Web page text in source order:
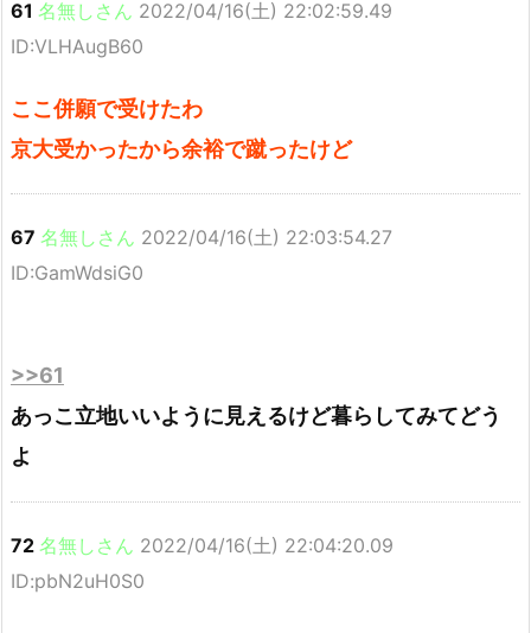
61 名無しさん 2022/04/16(土) 22:02:59.49
ID:VLHAugB60
ここ併願で受けたわ
京大受かったから余裕で蹴ったけど
67 名無しさん 2022/04/16(土) 22:03:54.27
ID:GamWdsiG0
>>61
あっこ立地いいように見えるけど暮らしてみてどう
よ
72 名無しさん 2022/04/16(土) 22:04:20.09
ID:pbN2uH0S0